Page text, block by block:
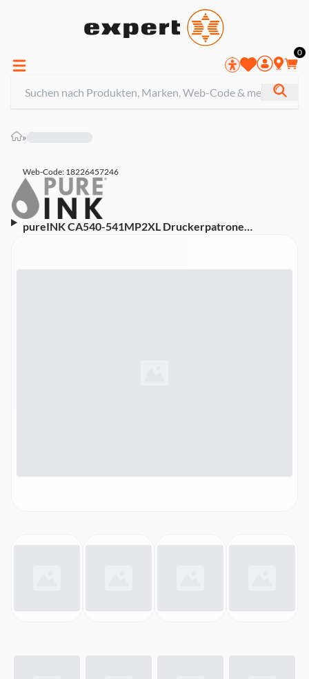
0
»
Web-Code: 18226457246
pureINK CA540-541MP2XL Druckerpatrone
/ 435 / 455 / 475 / 515 / 525 / 535 ) / TS ( 5150 / 5151 ) /